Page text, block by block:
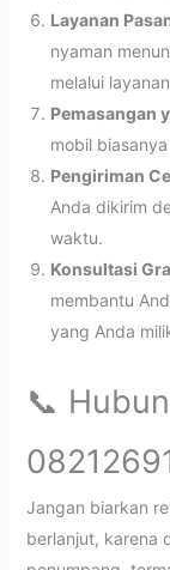
Layanan
nyaman
melalui
Pemasangan
mobil
Pengiriman
Anda dikirim
waktu.
Konsultasi
membantu
yang Anda
📞
Jangan biarkan
berlanjut, karena